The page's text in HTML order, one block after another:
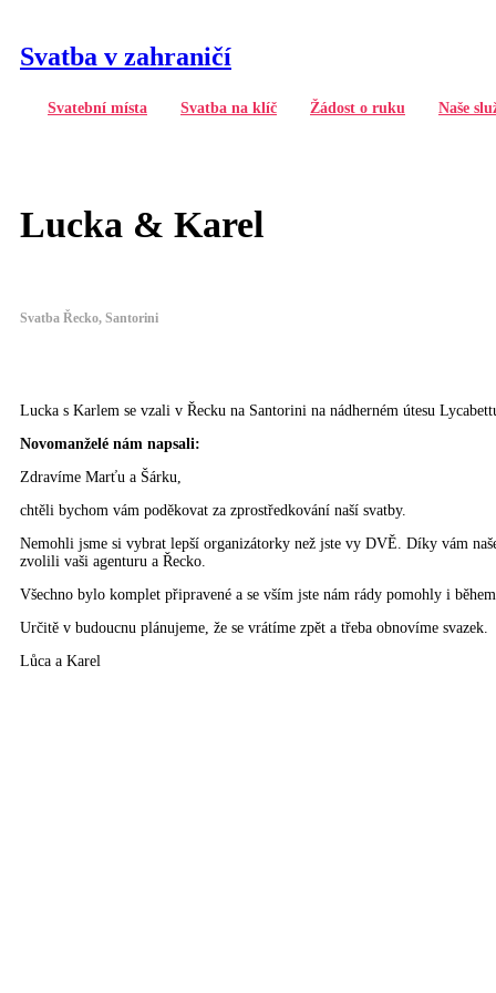
Svatba v zahraničí
Svatební místa Svatba na klíč Žádost o ruku Naše
Lucka & Karel
Svatba Řecko, Santorini
Lucka s Karlem se vzali v Řecku na Santorini na nádherném útesu
Novomanželé nám napsali:
Zdravíme Marťu a Šárku,
chtěli bychom vám poděkovat za zprostředkování naší svatby.
Nemohli jsme si vybrat lepší organizátorky než jste vy DVĚ. Díky vám
zvolili vaši agenturu a Řecko.
Všechno bylo komplet připravené a se vším jste nám rády pomohly i
Určitě v budoucnu plánujeme, že se vrátíme zpět a třeba obnovíme svazek.
Lůca a Karel